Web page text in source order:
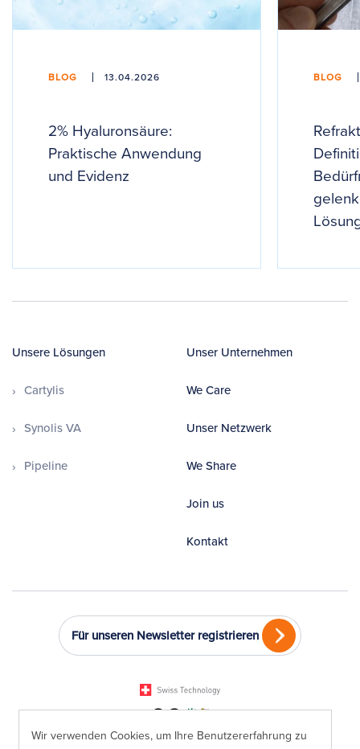
BLOG 13.04.2026
2% Hyaluronsäure:
Praktische Anwendung
und Evidenz
BLOG
Unsere Lösungen
Cartylis
Synolis VA
Pipeline
Unser Unternehmen
We Care
Unser Netzwerk
We Share
Join us
Kontakt
Für unseren Newsletter registrieren
Wir verwenden Cookies, um Ihre Benutzererfahrung zu